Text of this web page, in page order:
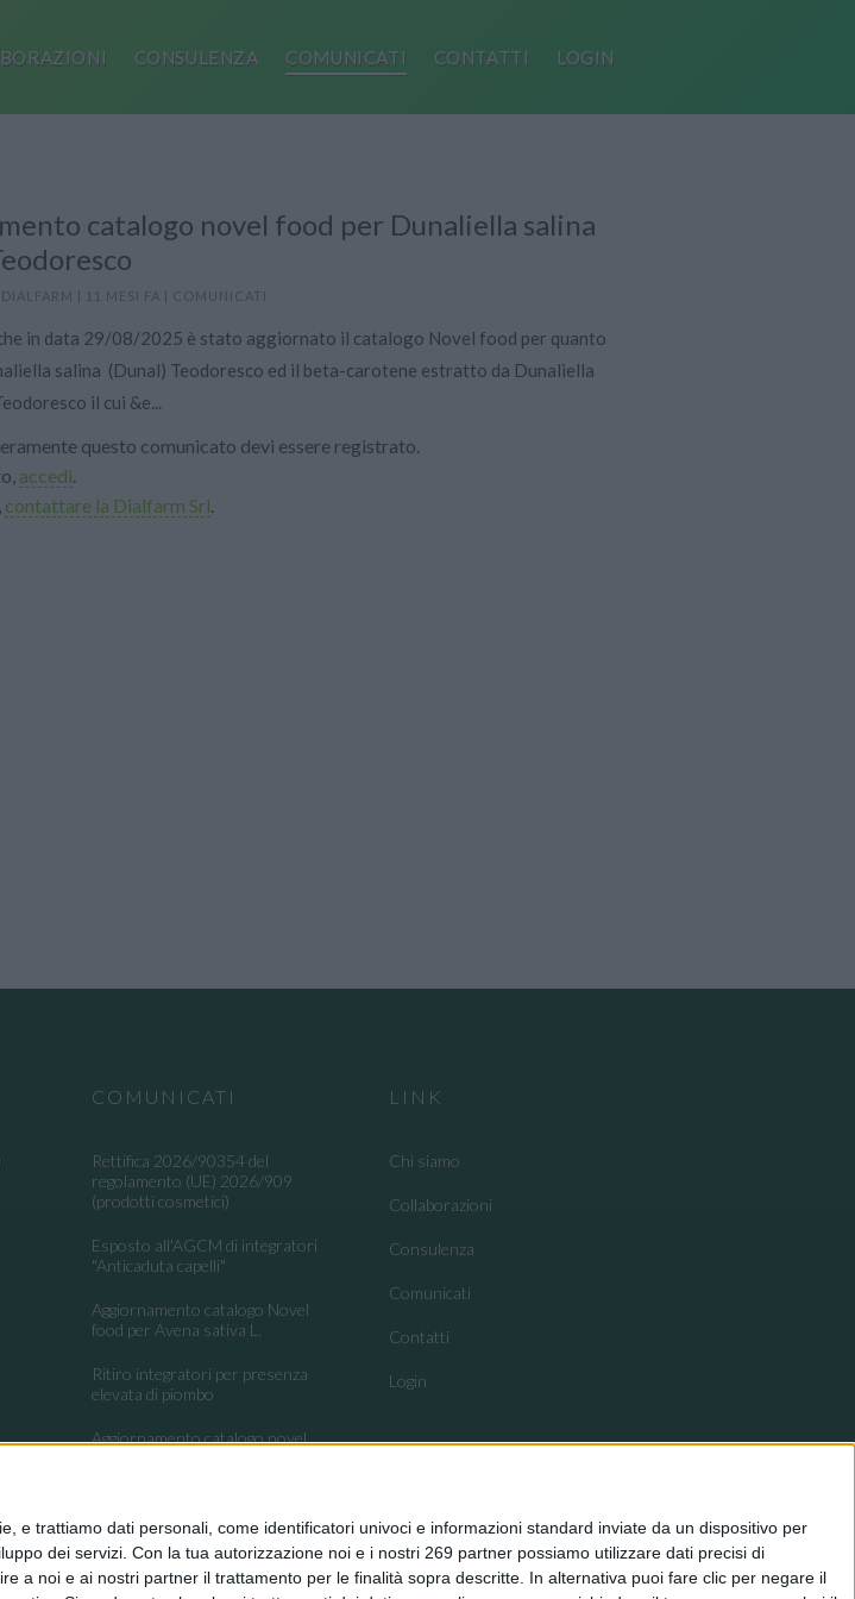
e trattiamo dati personali, come identificatori univoci e informazioni standard inviate da un dispositivo per
dei servizi. Con la tua autorizzazione noi e i nostri 269 partner possiamo utilizzare dati precisi di
a noi e ai nostri partner il trattamento per le finalità sopra descritte. In alternativa puoi fare clic per negare il
CONSULENZA COMUNICATI CONTATTI LOGIN
catalogo novel food per Dunaliella salina
DIALFARM | 11 MESI FA | COMUNICATI
in data 29/08/2025 è stato aggiornato il catalogo Novel food per quanto
salina (Dunal) Teodoresco ed il beta-carotene estratto da Dunaliella
il cui &e...
questo comunicato devi essere registrato.
accedi.
contattare la Dialfarm Srl.
COMUNICATI
Rettifica 2026/90354 del
regolamento (UE) 2026/909
(prodotti cosmetici)
Esposto all'AGCM di integratori
"Anticaduta capelli"
Aggiornamento catalogo Novel
food per Avena sativa L.
Ritiro integratori per presenza
elevata di piombo
Aggiornamento catalogo novel
Regolamento (UE) 2026/909
(impiego di alcune sostanze nei
prodotti cosmetici)
LINK
Chi siamo
Collaborazioni
Consulenza
Comunicati
Contatti
Login